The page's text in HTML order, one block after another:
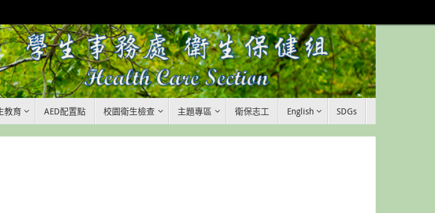
教育 AED配置點 校園衛生檢查 主題專區 衛保志工 English SDGs